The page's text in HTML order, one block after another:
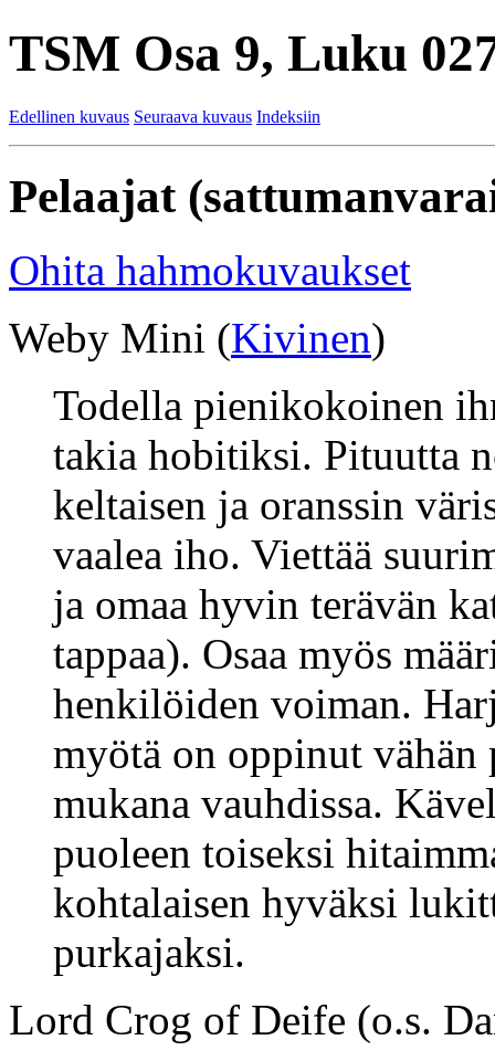
TSM Osa 9, Luku
Edellinen kuvaus Seuraava kuvaus Indeksiin
Pelaajat
Ohita hahmokuvaukset
Weby Mini (Kivinen)
Todella pienikokoinen
takia hobitiksi. Pituutta
keltaisen ja oranssin
vaalea iho. Viettää
ja omaa hyvin terävän
tappaa). Osaa myös
henkilöiden voiman.
myötä on oppinut vähän
mukana vauhdissa.
puoleen toiseksi
kohtalaisen hyväksi
purkajaksi.
Lord Crog of Deife (o.s.